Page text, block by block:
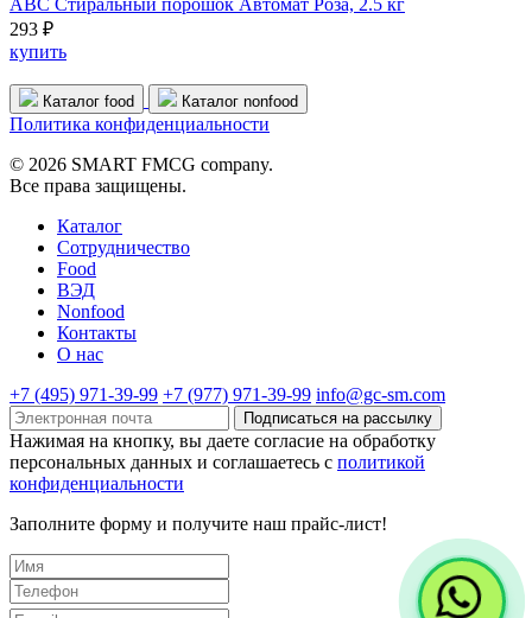
ABC Стиральный порошок Автомат Роза, 2.5 кг
293 ₽
купить
Каталог food Каталог nonfood
Политика конфиденциальности
© 2026 SMART FMCG company.
Все права защищены.
Каталог
Cотрудничество
Food
ВЭД
Nonfood
Контакты
О нас
+7 (495) 971-39-99 +7 (977) 971-39-99 info@gc-sm.com
Подписаться на рассылку
Нажимая на кнопку, вы даете согласие на обработку
персональных данных и соглашаетесь c политикой
конфиденциальности
Заполните форму и получите наш прайс-лист!